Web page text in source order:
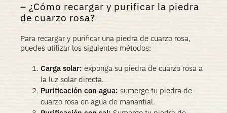
¿Cómo recargar y purificar la piedra
de cuarzo rosa?
Para recargar y purificar una piedra de cuarzo rosa,
puedes utilizar los siguientes métodos:
Carga solar: exponga su piedra de cuarzo rosa a
la luz solar directa.
Purificación con agua: sumerge tu piedra de
cuarzo rosa en agua de manantial.